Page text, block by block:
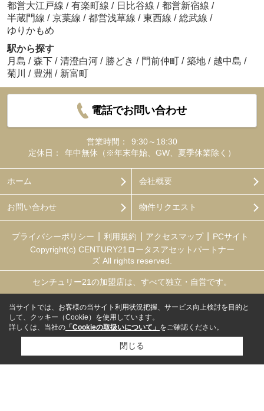
都営大江戸線 / 有楽町線 / 日比谷線 / 都営新宿線 /
半蔵門線 / 京葉線 / 都営浅草線 / 東西線 / 総武線 /
ゆりかもめ
駅から探す
月島 / 森下 / 清澄白河 / 勝どき / 門前仲町 / 築地 / 越中島 /
菊川
/ 豊洲 / 新富町
電話でお問い合わせ
営業時間：
9:30～18:30
定休日：
年中無休（※年末年始、GW、夏季休業除く）
ホーム 会社概要
お問い合わせ 物件リクエスト
プライバシーポリシー 利用規約 アクセスマップ
PCサイト
Copyright(c) CENTURY21ロータスアセットパートナー
ズ All rights reserved.
センチュリー21の加盟店は、すべて独立・自営です。
当サイトでは、お客様の当サイト利用状況把握、サービス向上検討を目的と
して、クッキー（Cookie）を使用しています。
詳しくは、当社の 「Cookieの取扱いについて」 をご確認ください。
閉じる